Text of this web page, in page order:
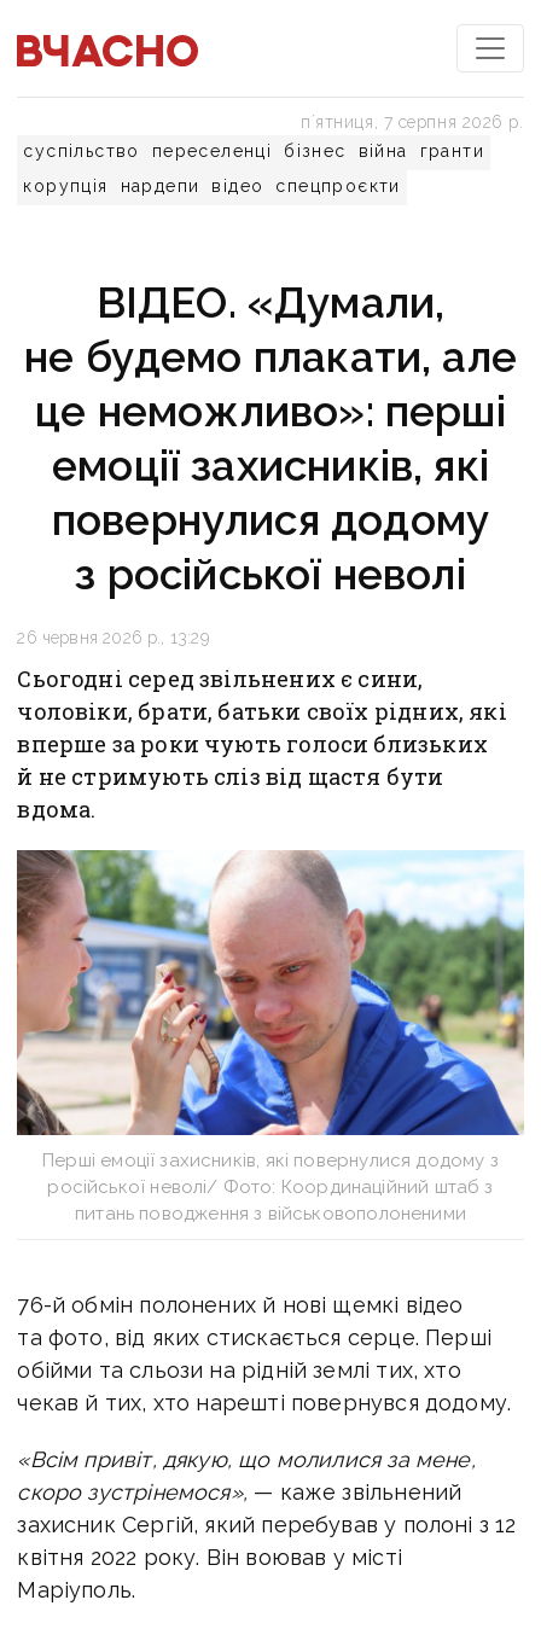
суспільство переселенці бізнес війна
гранти
корупція
нардепи відео спецпроєкти
пʼятниця, 7 серпня 2026 р.
ВІДЕО. «Думали,
не будемо плакати, але
це неможливо»: перші
емоції захисників, які
повернулися додому
з російської неволі
26 червня 2026 р., 13:29
Сьогодні серед звільнених є сини,
чоловіки, брати, батьки своїх рідних, які
вперше за роки чують голоси близьких
й не стримують сліз від щастя бути
вдома.
Перші емоції захисників, які повернулися додому з
російської неволі/ Фото: Координаційний штаб з
питань поводження з військовополоненими
76-й обмін полонених й нові щемкі відео
та фото, від яких стискається серце. Перші
обійми та сльози на рідній землі тих, хто
чекав й тих, хто нарешті повернувся додому.
«Всім привіт, дякую, що молилися за мене,
скоро зустрінемося», — каже звільнений
захисник Сергій, який перебував у полоні з 12
квітня 2022 року. Він воював у місті
Маріуполь.